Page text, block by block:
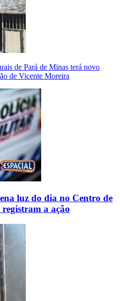
de Pará de Minas terá novo
de Vicente Moreira
luz do dia no Centro de
a ação